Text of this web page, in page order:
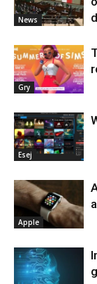
News
Gry
Esej
Apple